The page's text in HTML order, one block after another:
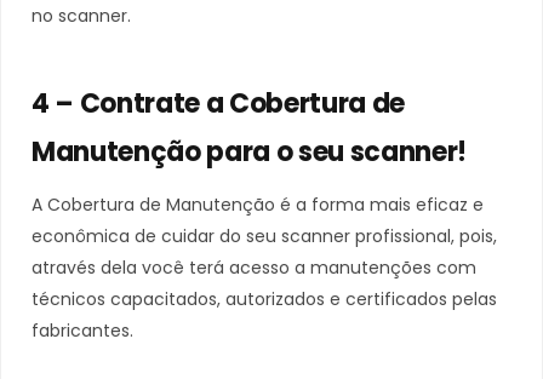
no scanner.
4 – Contrate a Cobertura de
Manutenção para o seu scanner!
A Cobertura de Manutenção é a forma mais eficaz e
econômica de cuidar do seu scanner profissional, pois,
através dela você terá acesso a manutenções com
técnicos capacitados, autorizados e certificados pelas
fabricantes.